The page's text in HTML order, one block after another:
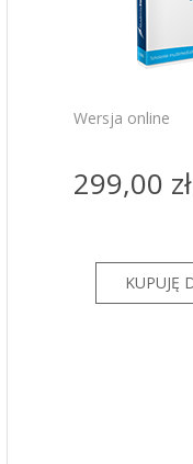
Wersja online
299,00 zł